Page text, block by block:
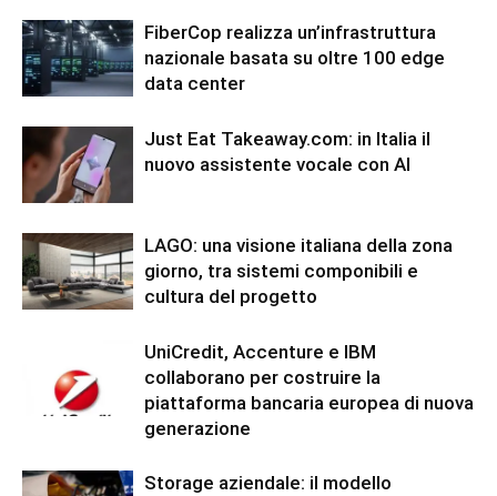
FiberCop realizza un’infrastruttura
nazionale basata su oltre 100 edge
data center
Just Eat Takeaway.com: in Italia il
nuovo assistente vocale con AI
LAGO: una visione italiana della zona
giorno, tra sistemi componibili e
cultura del progetto
UniCredit, Accenture e IBM
collaborano per costruire la
piattaforma bancaria europea di nuova
generazione
Storage aziendale: il modello